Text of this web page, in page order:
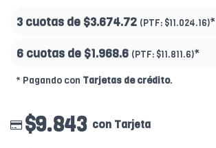
3 cuotas de $3.674.72 (PTF: $11.024.16)*
6 cuotas de $1.968.6 (PTF: $11.811.6)*
* Pagando con Tarjetas de crédito.
$9.843 con Tarjeta